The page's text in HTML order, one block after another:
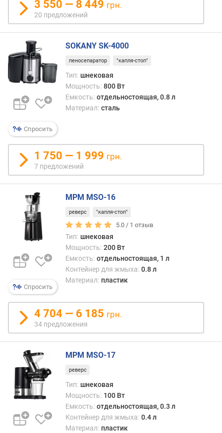
о
о
р
о
т
й
и
р
и
н
а
з
а
р
у
з
ч
н
г
о
т
е
р
с
т
и
я
(
м
м
3 550 — 8 449 грн.
20 предложений
Спросить
SOKANY SK-4000
пеносепаратор "капля-стоп"
Тип: шнековая
Мощность: 800 Вт
Емкость: отдельностоящая, 0.8 л
Материал: сталь
1 750 — 1 999 грн.
7 предложений
Спросить
MPM MSO-16
реверс "капля-стоп"
5.0 / 1 отзыв
Тип: шнековая
Мощность: 200 Вт
Емкость: отдельностоящая, 1 л
Контейнер для жмыха: 0.8 л
Материал: пластик
4 704 — 6 185 грн.
34 предложения
MPM MSO-17
реверс
Тип: шнековая
Мощность: 100 Вт
Емкость: отдельностоящая, 0.3 л
Контейнер для жмыха: 0.4 л
Материал: пластик